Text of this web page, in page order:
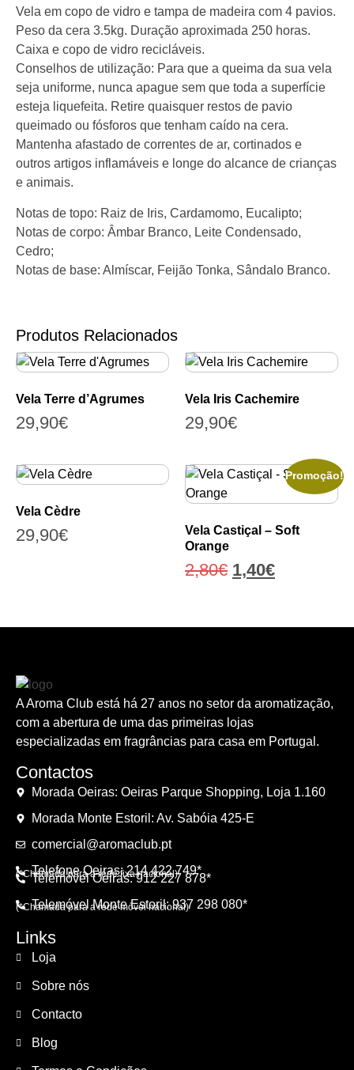
Vela em copo de vidro e tampa de madeira com 4 pavios.
Peso da cera 3.5kg. Duração aproximada 250 horas.
Caixa e copo de vidro recicláveis.
Conselhos de utilização: Para que a queima da sua vela
seja uniforme, nunca apague sem que toda a superfície
esteja liquefeita. Retire quaisquer restos de pavio
queimado ou fósforos que tenham caído na cera.
Mantenha afastado de correntes de ar, cortinados e
outros artigos inflamáveis e longe do alcance de crianças
e animais.
Notas de topo: Raiz de Iris, Cardamomo, Eucalipto;
Notas de corpo: Âmbar Branco, Leite Condensado,
Cedro;
Notas de base: Almíscar, Feijão Tonka, Sândalo Branco.
Produtos Relacionados
Vela Terre d’Agrumes
29,90€
Vela Iris Cachemire
29,90€
Vela Cèdre
29,90€
Promoção!
Vela Castiçal – Soft
Orange
2,80€ 1,40€
A Aroma Club está há 27 anos no setor da aromatização,
com a abertura de uma das primeiras lojas
especializadas em fragrâncias para casa em Portugal.
Contactos
Morada Oeiras: Oeiras Parque Shopping, Loja 1.160
Morada Monte Estoril: Av. Sabóia 425-E
comercial@aromaclub.pt
Telefone Oeiras: 214 422 749*
(*Chamada para a rede fixa nacional)
Telemóvel Oeiras: 912 227 878*
Telemóvel Monte Estoril: 937 298 080*
(*Chamada para a rede móvel nacional)
Links
Loja
Sobre nós
Contacto
Blog